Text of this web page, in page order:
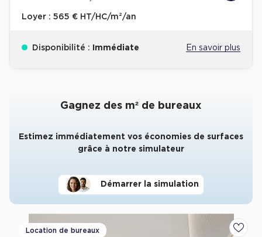
Loyer : 565 € HT/HC/m²/an
Disponibilité : Immédiate En savoir plus
Gagnez des m² de bureaux
Estimez immédiatement vos économies de surfaces
grâce à notre simulateur
Démarrer la simulation
Location de bureaux